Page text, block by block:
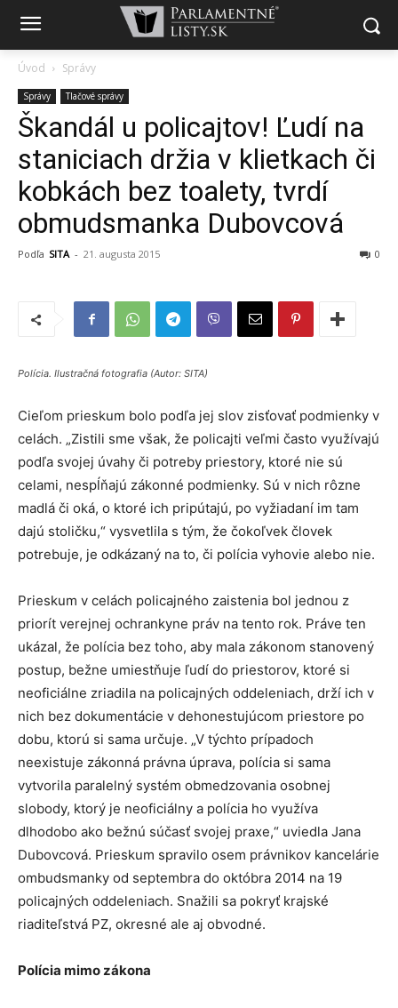
Úvod Správy
Správy Tlačové správy
Škandál u policajtov! Ľudí na
staniciach držia v klietkach či
kobkách bez toalety, tvrdí
obmudsmanka Dubovcová
Podľa SITA - 21. augusta 2015 0
Polícia. Ilustračná fotografia (Autor: SITA)
Cieľom prieskum bolo podľa jej slov zisťovať podmienky v
celách. „Zistili sme však, že policajti veľmi často využívajú
podľa svojej úvahy či potreby priestory, ktoré nie sú
celami, nespĺňajú zákonné podmienky. Sú v nich rôzne
madlá či oká, o ktoré ich pripútajú, po vyžiadaní im tam
dajú stoličku,“ vysvetlila s tým, že čokoľvek človek
potrebuje, je odkázaný na to, či polícia vyhovie alebo nie.
Prieskum v celách policajného zaistenia bol jednou z
priorít verejnej ochrankyne práv na tento rok. Práve ten
ukázal, že polícia bez toho, aby mala zákonom stanovený
postup, bežne umiestňuje ľudí do priestorov, ktoré si
neoficiálne zriadila na policajných oddeleniach, drží ich v
nich bez dokumentácie v dehonestujúcom priestore po
dobu, ktorú si sama určuje. „V týchto prípadoch
neexistuje zákonná právna úprava, polícia si sama
vytvorila paralelný systém obmedzovania osobnej
slobody, ktorý je neoficiálny a polícia ho využíva
dlhodobo ako bežnú súčasť svojej praxe,“ uviedla Jana
Dubovcová. Prieskum spravilo osem právnikov kancelárie
ombudsmanky od septembra do októbra 2014 na 19
policajných oddeleniach. Snažili sa pokryť krajské
riaditeľstvá PZ, okresné ale aj obvodné.
Polícia mimo zákona